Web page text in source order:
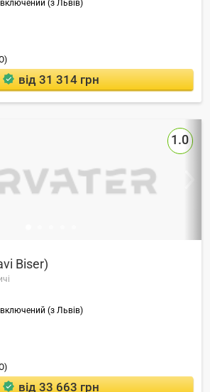
(з Львів)
від 31 314 грн
1.0
Biser)
(з Львів)
від 33 663 грн